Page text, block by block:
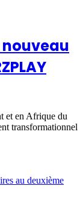
nouveau
et en Afrique du
transformationnel